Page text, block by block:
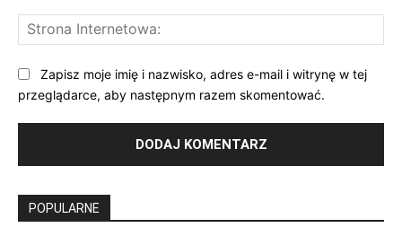
Zapisz moje imię i nazwisko, adres e-mail i witrynę w tej
przeglądarce, aby następnym razem skomentować.
POPULARNE